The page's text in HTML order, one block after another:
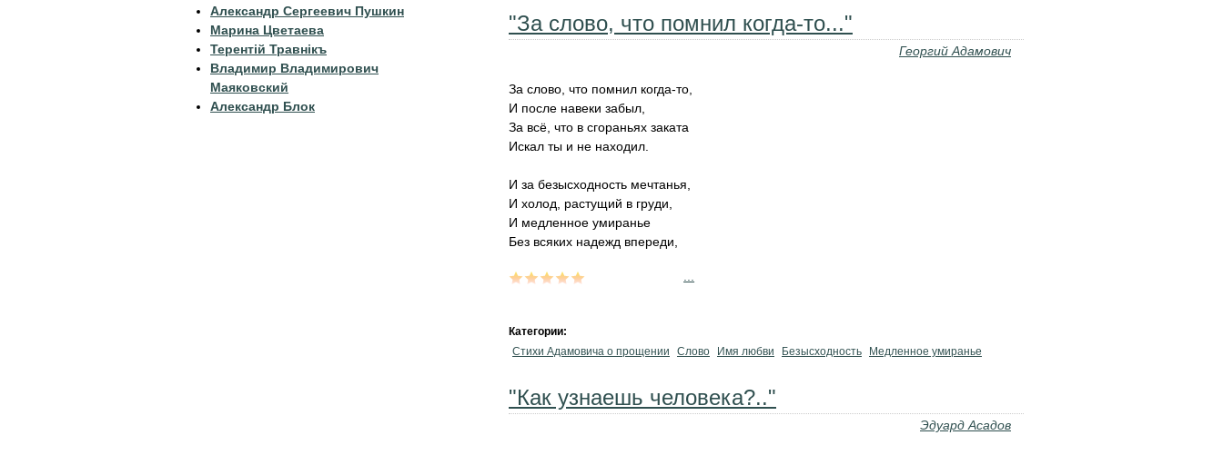
"За слово, что помнил когда-то..."
Георгий Адамович
За слово, что помнил когда-то,
И после навеки забыл,
За всё, что в сгораньях заката
Искал ты и не находил.
И за безысходность мечтанья,
И холод, растущий в груди,
И медленное умиранье
Без всяких надежд впереди,
Категории:
Стихи Адамовича о прощении
Слово Имя любви Безысходность Медленное умиранье
"Как узнаешь человека?.."
Эдуард Асадов
Александр Сергеевич Пушкин
Марина Цветаева
Терентiй Травнiкъ
Владимир Владимирович
Маяковский
Александр Блок